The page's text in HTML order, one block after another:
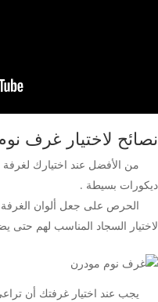
نصائح لاختيار غرف
من الأفضل عند اختيارك لغرفة
ديكورات بسيطة .
الحرص على جعل ألوان الغرفة
لاختيار السجاد المناسب لهم حتى
يجب عند اختيار غرفتك أن